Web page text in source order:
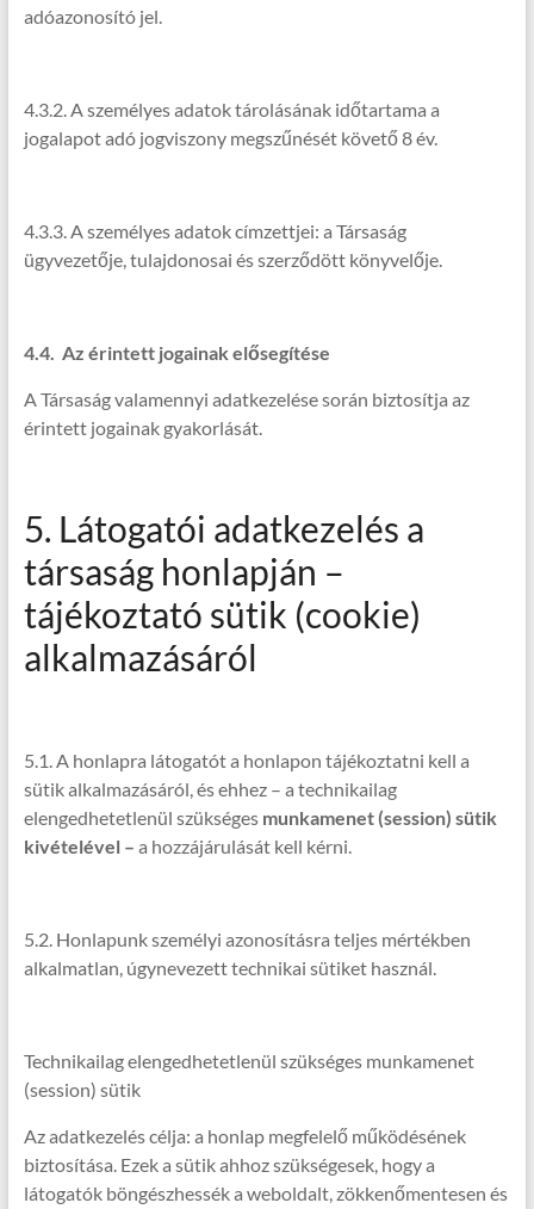
adóazonosító jel.
4.3.2. A személyes adatok tárolásának időtartama a
jogalapot adó jogviszony megszűnését követő 8 év.
4.3.3. A személyes adatok címzettjei: a Társaság
ügyvezetője, tulajdonosai és szerződött könyvelője.
4.4. Az érintett jogainak elősegítése
A Társaság valamennyi adatkezelése során biztosítja az
érintett jogainak gyakorlását.
5. Látogatói adatkezelés a
társaság honlapján –
tájékoztató sütik (cookie)
alkalmazásáról
5.1. A honlapra látogatót a honlapon tájékoztatni kell a
sütik alkalmazásáról, és ehhez – a technikailag
elengedhetetlenül szükséges munkamenet (session) sütik
kivételével – a hozzájárulását kell kérni.
5.2. Honlapunk személyi azonosításra teljes mértékben
alkalmatlan, úgynevezett technikai sütiket használ.
Technikailag elengedhetetlenül szükséges munkamenet
(session) sütik
Az adatkezelés célja: a honlap megfelelő működésének
biztosítása. Ezek a sütik ahhoz szükségesek, hogy a
látogatók böngészhessék a weboldalt, zökkenőmentesen és